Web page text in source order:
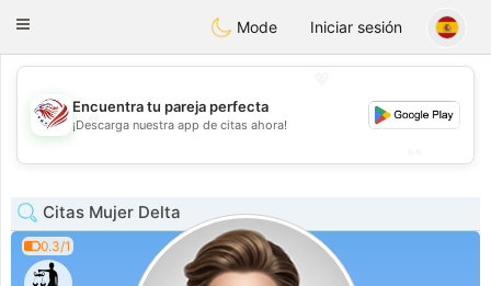
StatesDating
Toggle
Mode Iniciar sesión
💖
💕
Encuentra tu pareja perfecta
¡Descarga nuestra app de citas ahora!
Citas Mujer Delta
0.3/1